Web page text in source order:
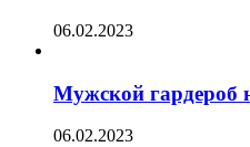
06.02.2023
Мужской гардероб
06.02.2023